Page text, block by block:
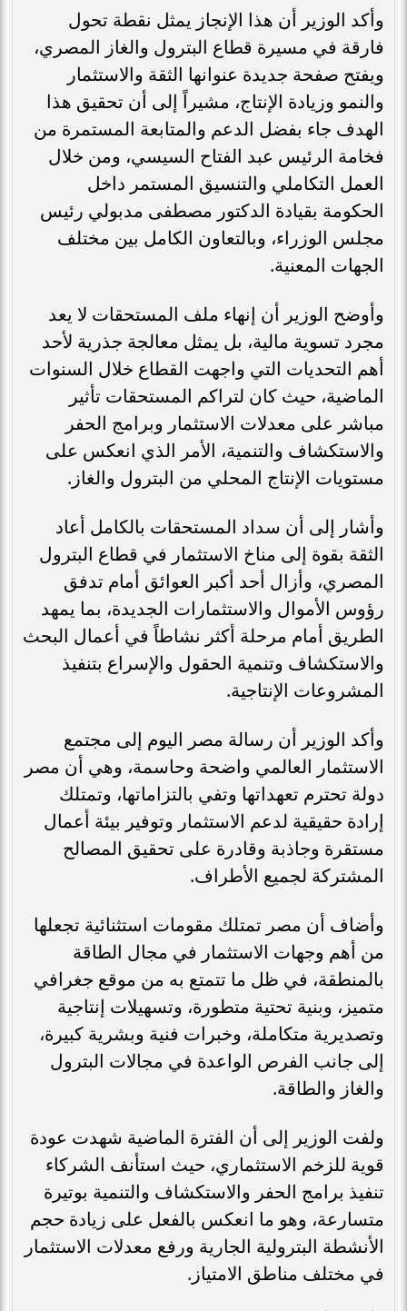
وأكد الوزير أن هذا الإنجاز يمثل نقطة تحول
فارقة في مسيرة قطاع البترول والغاز المصري،
ويفتح صفحة جديدة عنوانها الثقة والاستثمار
والنمو وزيادة الإنتاج، مشيراً إلى أن تحقيق هذا
الهدف جاء بفضل الدعم والمتابعة المستمرة من
فخامة الرئيس عبد الفتاح السيسي، ومن خلال
العمل التكاملي والتنسيق المستمر داخل
الحكومة بقيادة الدكتور مصطفى مدبولي رئيس
مجلس الوزراء، وبالتعاون الكامل بين مختلف
الجهات المعنية.
وأوضح الوزير أن إنهاء ملف المستحقات لا يعد
مجرد تسوية مالية، بل يمثل معالجة جذرية لأحد
أهم التحديات التي واجهت القطاع خلال السنوات
الماضية، حيث كان لتراكم المستحقات تأثير
مباشر على معدلات الاستثمار وبرامج الحفر
والاستكشاف والتنمية، الأمر الذي انعكس على
مستويات الإنتاج المحلي من البترول والغاز.
وأشار إلى أن سداد المستحقات بالكامل أعاد
الثقة بقوة إلى مناخ الاستثمار في قطاع البترول
المصري، وأزال أحد أكبر العوائق أمام تدفق
رؤوس الأموال والاستثمارات الجديدة، بما يمهد
الطريق أمام مرحلة أكثر نشاطاً في أعمال البحث
والاستكشاف وتنمية الحقول والإسراع بتنفيذ
المشروعات الإنتاجية.
وأكد الوزير أن رسالة مصر اليوم إلى مجتمع
الاستثمار العالمي واضحة وحاسمة، وهي أن مصر
دولة تحترم تعهداتها وتفي بالتزاماتها، وتمتلك
إرادة حقيقية لدعم الاستثمار وتوفير بيئة أعمال
مستقرة وجاذبة وقادرة على تحقيق المصالح
المشتركة لجميع الأطراف.
وأضاف أن مصر تمتلك مقومات استثنائية تجعلها
من أهم وجهات الاستثمار في مجال الطاقة
بالمنطقة، في ظل ما تتمتع به من موقع جغرافي
متميز، وبنية تحتية متطورة، وتسهيلات إنتاجية
وتصديرية متكاملة، وخبرات فنية وبشرية كبيرة،
إلى جانب الفرص الواعدة في مجالات البترول
والغاز والطاقة.
ولفت الوزير إلى أن الفترة الماضية شهدت عودة
قوية للزخم الاستثماري، حيث استأنف الشركاء
تنفيذ برامج الحفر والاستكشاف والتنمية بوتيرة
متسارعة، وهو ما انعكس بالفعل على زيادة حجم
الأنشطة البترولية الجارية ورفع معدلات الاستثمار
في مختلف مناطق الامتياز.